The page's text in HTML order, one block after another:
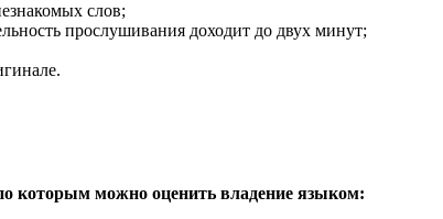
слов;
прослушивания доходит до двух минут;
которым можно оценить владение языком: